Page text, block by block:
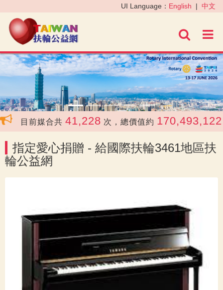
進階
UI Language： English | 中文
‹ ›
目前媒合共 41,228 次，總價值約 170,493,122
指定愛心捐贈 - 給國際扶輪3461地區扶
輪公益網